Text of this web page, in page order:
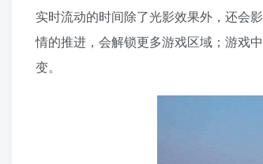
实时流动的时间除了光影效果外，还会
情的推进，会解锁更多游戏区域；游戏
变。